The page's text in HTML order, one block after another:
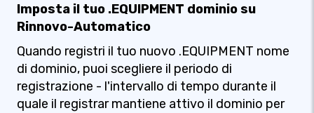
Imposta il tuo .EQUIPMENT dominio su
Rinnovo-Automatico
Quando registri il tuo nuovo .EQUIPMENT nome
di dominio, puoi scegliere il periodo di
registrazione - l'intervallo di tempo durante il
quale il registrar mantiene attivo il dominio per